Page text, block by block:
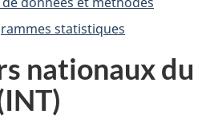
statistiques
nationaux du